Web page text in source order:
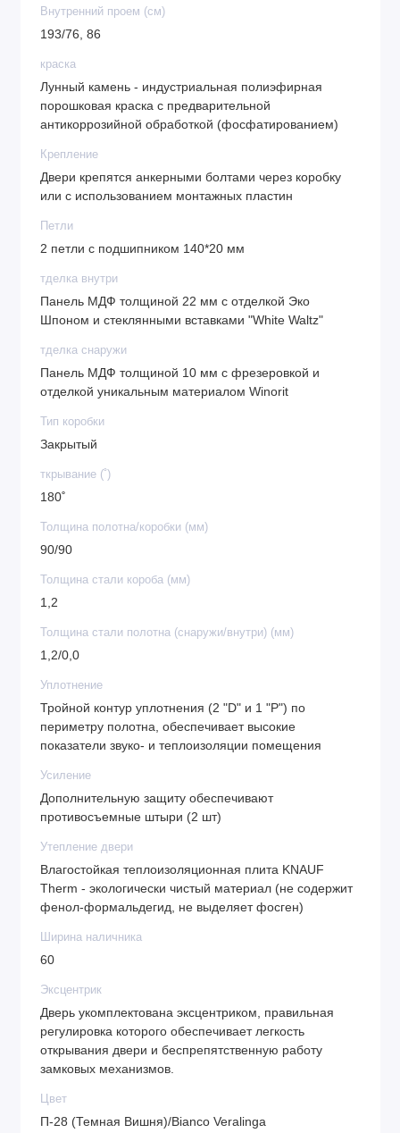
Внутренний проем (см)
193/76, 86
краска
Лунный камень - индустриальная полиэфирная
порошковая краска с предварительной
антикоррозийной обработкой (фосфатированием)
Крепление
Двери крепятся анкерными болтами через коробку
или с использованием монтажных пластин
Петли
2 петли с подшипником 140*20 мм
тделка внутри
Панель МДФ толщиной 22 мм с отделкой Эко
Шпоном и стеклянными вставками "White Waltz"
тделка снаружи
Панель МДФ толщиной 10 мм с фрезеровкой и
отделкой уникальным материалом Winorit
Тип коробки
Закрытый
ткрывание (˚)
180˚
Толщина полотна/коробки (мм)
90/90
Толщина стали короба (мм)
1,2
Толщина стали полотна (снаружи/внутри) (мм)
1,2/0,0
Уплотнение
Тройной контур уплотнения (2 "D" и 1 "P") по
периметру полотна, обеспечивает высокие
показатели звуко- и теплоизоляции помещения
Усиление
Дополнительную защиту обеспечивают
противосъемные штыри (2 шт)
Утепление двери
Влагостойкая теплоизоляционная плита KNAUF
Therm - экологически чистый материал (не содержит
фенол-формальдегид, не выделяет фосген)
Ширина наличника
60
Эксцентрик
Дверь укомплектована эксцентриком, правильная
регулировка которого обеспечивает легкость
открывания двери и беспрепятственную работу
замковых механизмов.
Цвет
П-28 (Темная Вишня)/Bianco Veralinga